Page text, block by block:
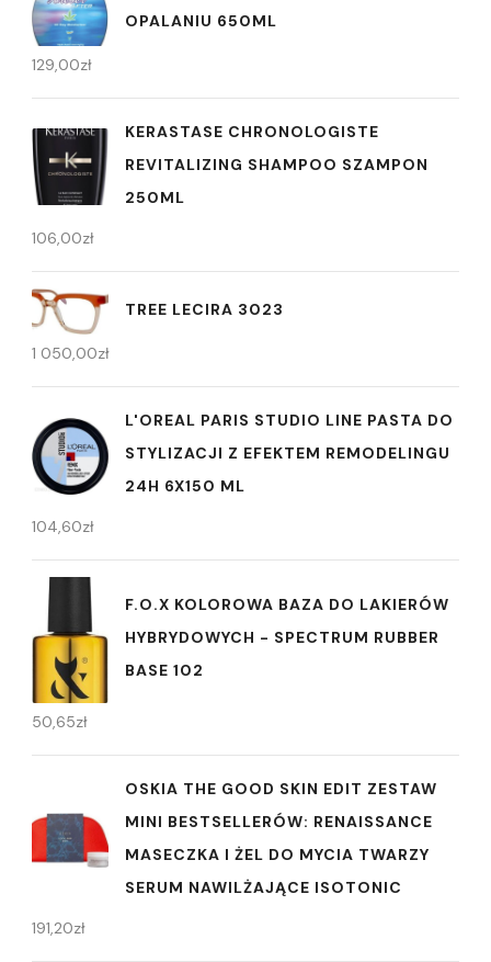
OPALANIU 650ML
129,00zł
KERASTASE CHRONOLOGISTE
REVITALIZING SHAMPOO SZAMPON
250ML
106,00zł
TREE LECIRA 3023
1 050,00zł
L'OREAL PARIS STUDIO LINE PASTA DO
STYLIZACJI Z EFEKTEM REMODELINGU
24H 6X150 ML
104,60zł
F.O.X KOLOROWA BAZA DO LAKIERÓW
HYBRYDOWYCH - SPECTRUM RUBBER
BASE 102
50,65zł
OSKIA THE GOOD SKIN EDIT ZESTAW
MINI BESTSELLERÓW: RENAISSANCE
MASECZKA I ŻEL DO MYCIA TWARZY
SERUM NAWILŻAJĄCE ISOTONIC
191,20zł